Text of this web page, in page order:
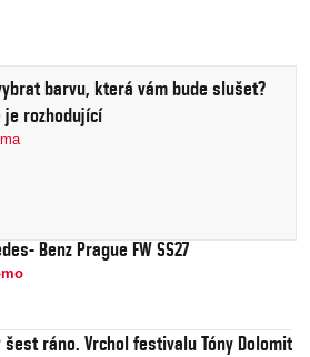
barvu, která vám bude slušet?
je rozhodující
Benz Prague FW SS27
šest ráno. Vrchol festivalu Tóny Dolomit